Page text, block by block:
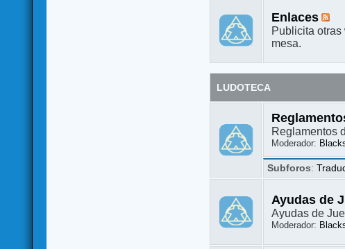
Enlaces
Publicita
mesa.
LUDOTECA
Reglamentos
Moderador:
Subforos:
Ayudas de
Ayudas de
Moderador: